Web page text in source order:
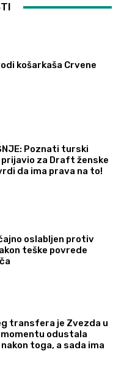
košarkaša Crvene
Poznati turski
prijavio za Draft ženske
da ima prava na to!
oslabljen protiv
teške povrede
transfera je Zvezda u
odustala
toga, a sada ima